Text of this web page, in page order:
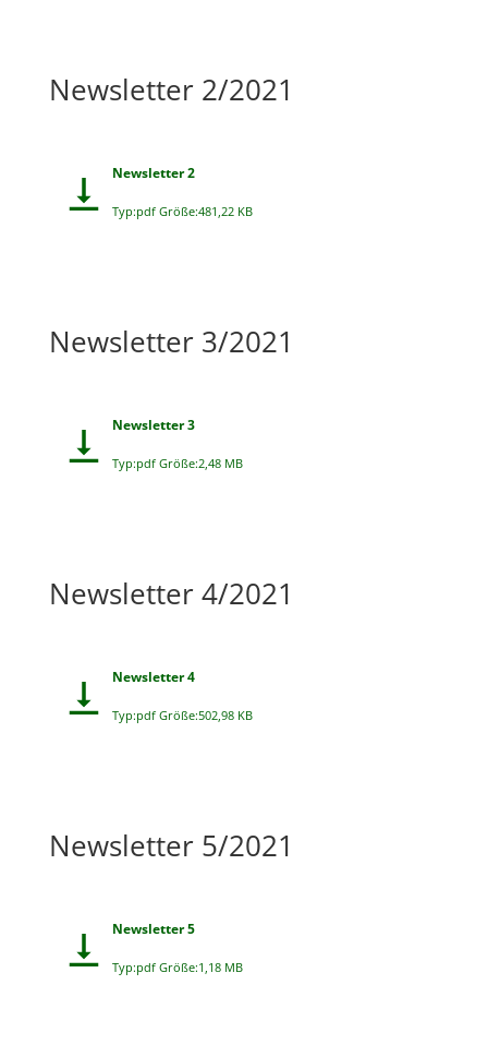
Newsletter 2/2021
Newsletter 2
Typ:pdf Größe:481,22 KB
Newsletter 3/2021
Newsletter 3
Typ:pdf Größe:2,48 MB
Newsletter 4/2021
Newsletter 4
Typ:pdf Größe:502,98 KB
Newsletter 5/2021
Newsletter 5
Typ:pdf Größe:1,18 MB